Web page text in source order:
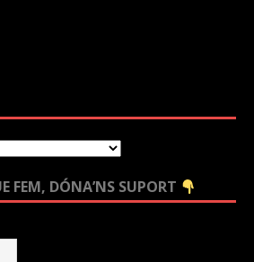
FEM, DÓNA’NS SUPORT